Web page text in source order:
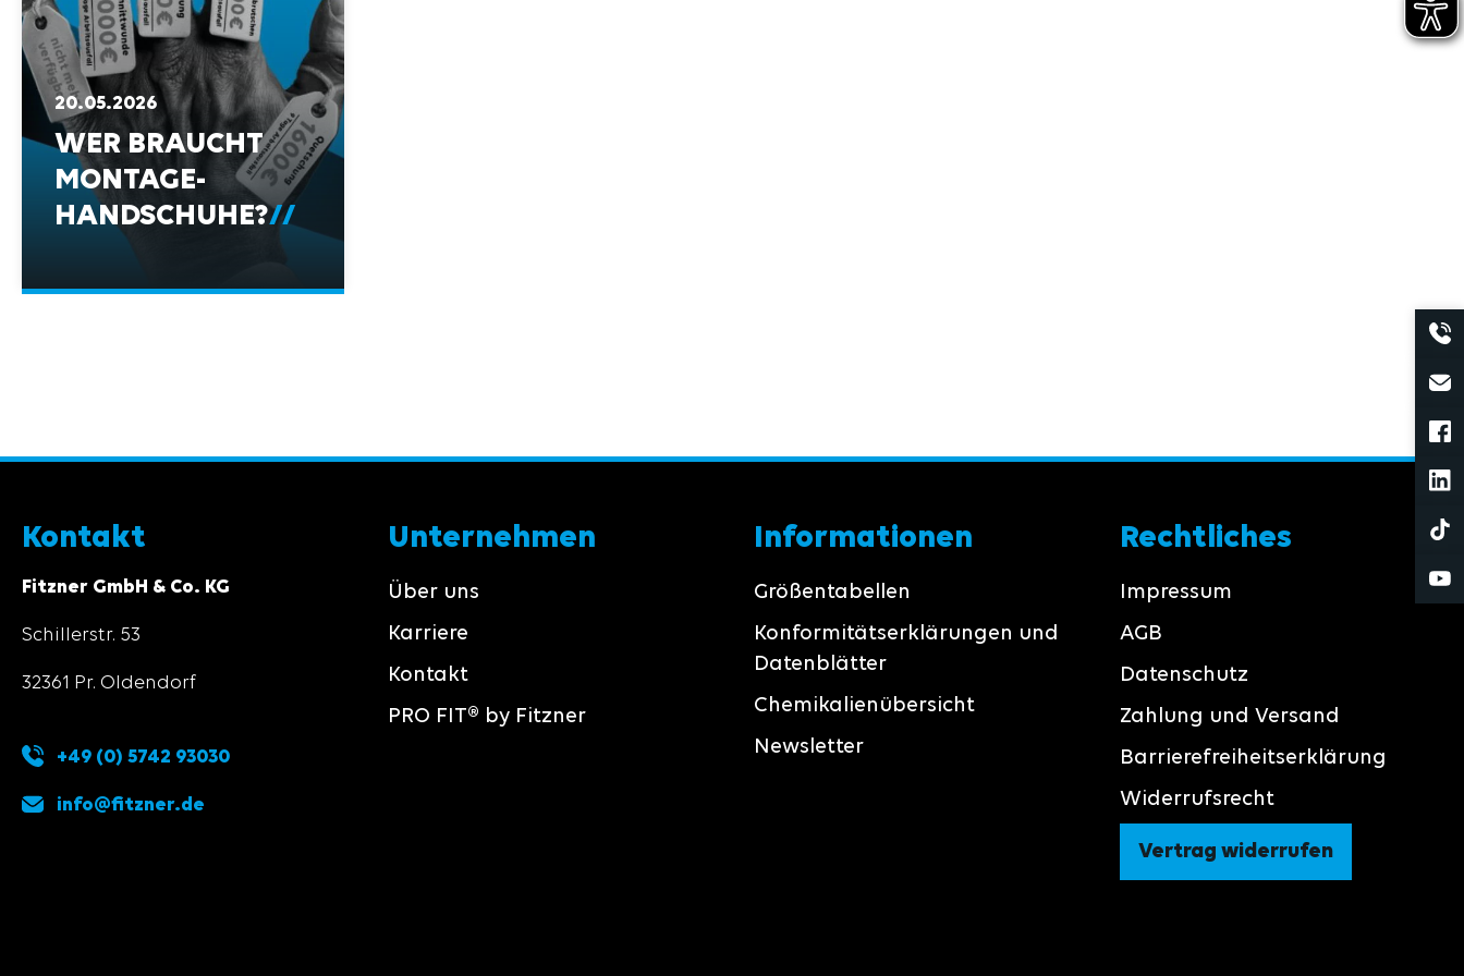
20.05.2026
WER BRAUCHT
MONTAGE-
HANDSCHUHE?
Kontakt
Fitzner GmbH & Co. KG
Schillerstr. 53
32361 Pr. Oldendorf
+49 (0) 5742 93030
info@fitzner.de
Unternehmen
Über uns
Karriere
Kontakt
PRO FIT® by Fitzner
Informationen
Größentabellen
Konformitätserklärungen und
Datenblätter
Chemikalienübersicht
Newsletter
Rechtliches
Impressum
AGB
Datenschutz
Zahlung und Versand
Barrierefreiheitserklärung
Widerrufsrecht
Vertrag widerrufen